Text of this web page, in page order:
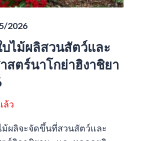
2026
บไม้ผลิสวนสัตว์และ
สตร์นาโกย่าฮิงาชิยา
ล้ว
ม้ผลิจะจัดขึ้นที่สวนสัตว์และ